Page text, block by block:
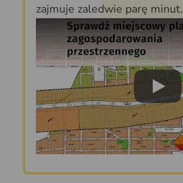
zajmuje zaledwie parę minut.
Play